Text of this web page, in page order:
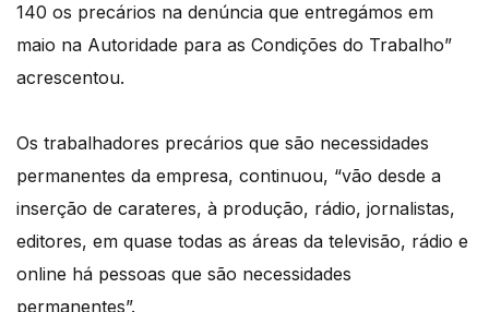
140 os precários na denúncia que entregámos em
maio na Autoridade para as Condições do Trabalho”
acrescentou.
Os trabalhadores precários que são necessidades
permanentes da empresa, continuou, “vão desde a
inserção de carateres, à produção, rádio, jornalistas,
editores, em quase todas as áreas da televisão, rádio e
online há pessoas que são necessidades
permanentes”.